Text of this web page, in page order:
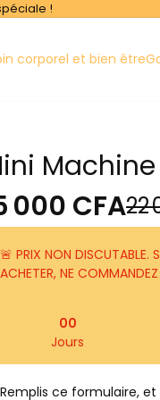
!
corporel et bien être
000 CFA22
🚨 PRIX NON DISCUTABLE.
ACHETER, NE COMMANDEZ
00
Jours
Remplis ce formulaire,